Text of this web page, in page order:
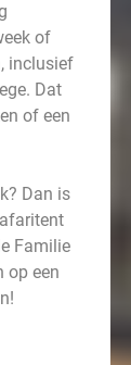
of
inclusief
Dat
of een
Dan is
Familie
op een